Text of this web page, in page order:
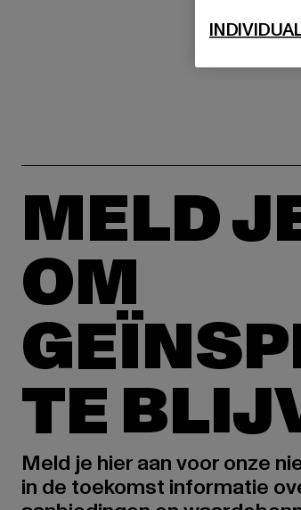
MELD
OM
TE
Meld je hier aan voor onze
in de toekomst informatie